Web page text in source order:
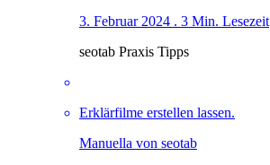
3. Februar 2024 . 3 Min. Lesezeit
seotab Praxis Tipps
Erklärfilme erstellen lassen.
Manuella von seotab